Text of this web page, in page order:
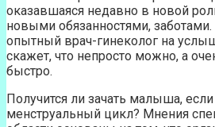
оказавшаяся недавно в новой
новыми обязанностями,
опытный врач-гинеколог на
скажет, что непросто можно, а
быстро.
Получится ли зачать малыша, если
менструальный цикл? Мнения